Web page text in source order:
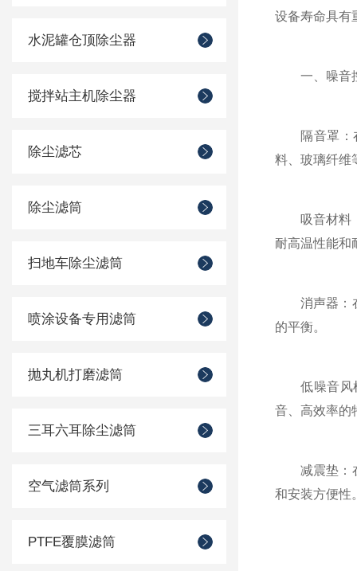
水泥罐仓顶除尘器
搅拌站主机除尘器
除尘滤芯
除尘滤筒
扫地车除尘滤筒
喷涂设备专用滤筒
抛丸机打磨滤筒
三耳六耳除尘滤筒
空气滤筒系列
PTFE覆膜滤筒
设备寿命具有
一、噪音
隔音罩：
料、玻璃纤维
吸音材料：
耐高温性能和
消声器：在
的平衡。
低噪音风机
音、高效率的
减震垫：在
和安装方便性